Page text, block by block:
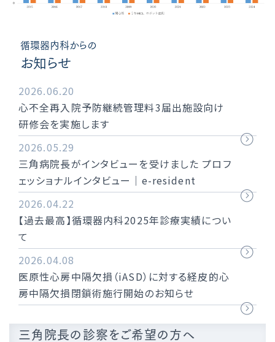
循環器内科からの
お知らせ
2026.06.20
心不全再入院予防継続管理料3届出施設向け
研修会を実施します
2026.05.29
三角病院長がインタビューを受けました プロフ
ェッショナルインタビュー｜e-resident
2026.04.22
【過去最高】循環器内科2025年診療実績につい
て
2026.04.08
医原性心房中隔欠損（iASD）に対する経皮的心
房中隔欠損閉鎖術施行開始のお知らせ
三角院長の診察をご希望の方へ